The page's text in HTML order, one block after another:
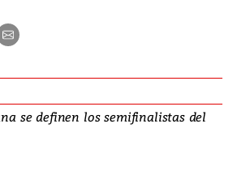
se definen los semifinalistas del